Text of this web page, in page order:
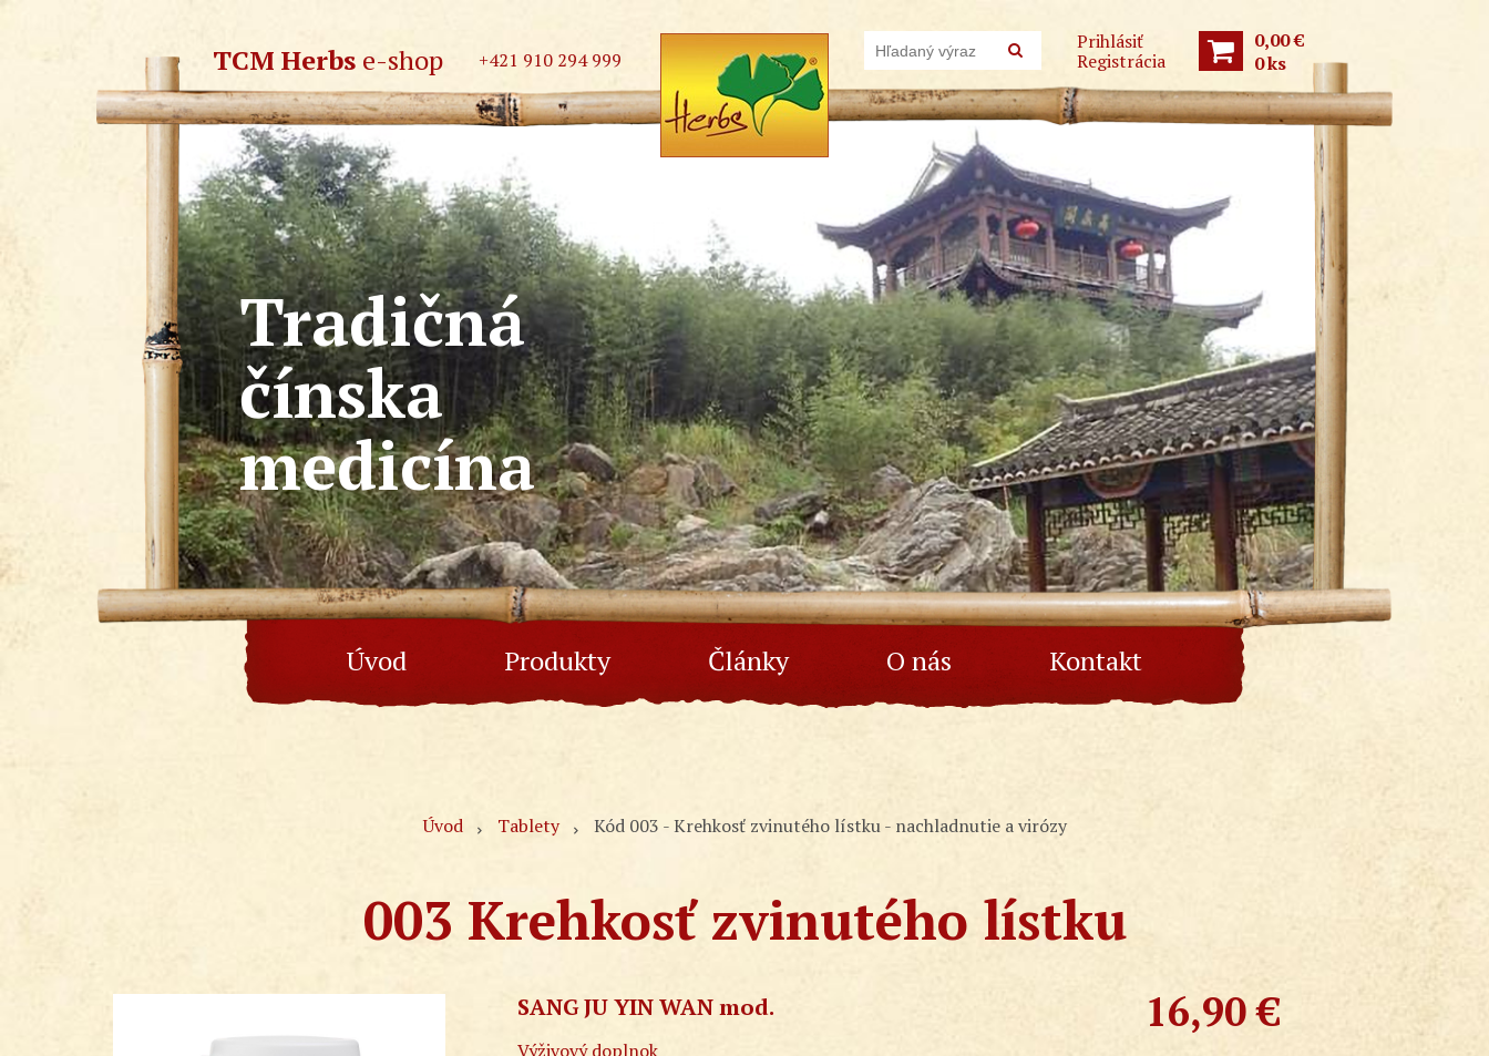
TCM Herbs e-shop +421 910 294 999
Prihlásiť
Registrácia
0,00 €
0ks
Tradičná
čínska
medicína
Úvod Produkty Články O nás Kontakt
Úvod Tablety Kód 003 - Krehkosť zvinutého lístku - nachladnutie a virózy
003 Krehkosť zvinutého lístku
16,90 €
SANG JU YIN WAN mod.
Výživový doplnok